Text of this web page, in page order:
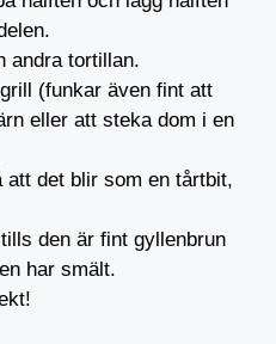
andra tortillan.
(funkar även fint att
eller att steka dom i en
att det blir som en tårtbit,
den är fint gyllenbrun
har smält.